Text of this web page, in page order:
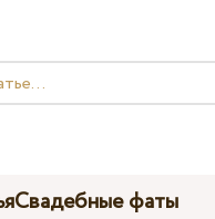
Свадебные фаты